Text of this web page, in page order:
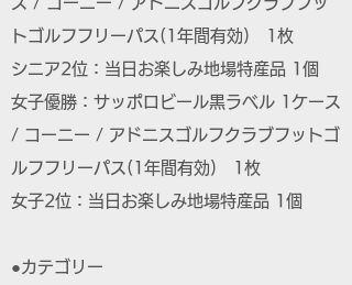
トゴルフフリーパス(1年間有効) 1枚
シニア2位：当日お楽しみ地場特産品 1個
女子優勝：サッポロビール黒ラベル 1ケース
/ コーニー / アドニスゴルフクラブフットゴ
ルフフリーパス(1年間有効) 1枚
女子2位：当日お楽しみ地場特産品 1個
●カテゴリー